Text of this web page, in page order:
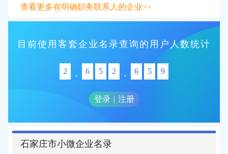
查看更多有明确职务联系人的企业>>
目前使用客套企业名录查询的用户人数统计
2 , 6 5 2 , 6 5 9
登录 | 注册
石家庄市小微企业名录